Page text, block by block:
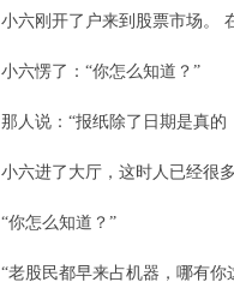
小六刚开了户来到股票市场。
小六愣了：“你怎么知道？”
那人说：“报纸除了日期是真
小六进了大厅，这时人已经很
“你怎么知道？”
“老股民都早来占机器，哪有你